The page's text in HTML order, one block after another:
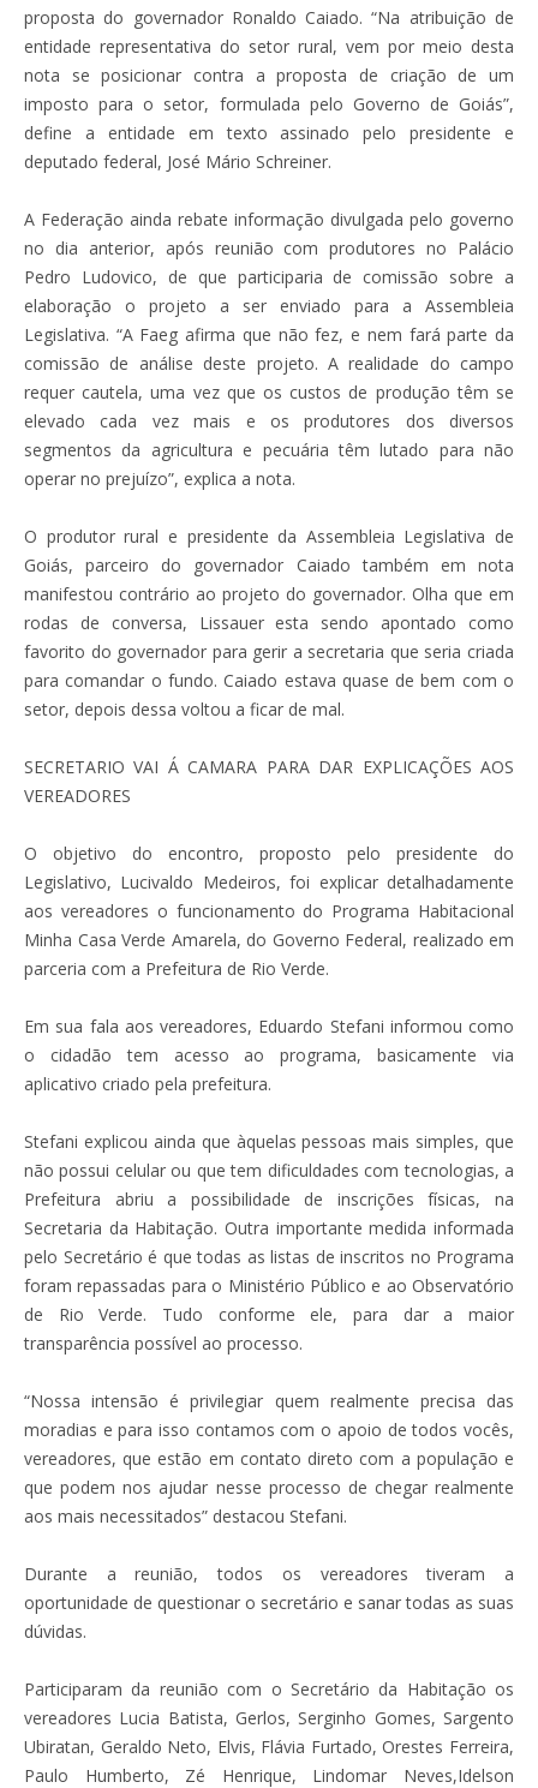
proposta do governador Ronaldo Caiado. “Na atribuição de
entidade representativa do setor rural, vem por meio desta
nota se posicionar contra a proposta de criação de um
imposto para o setor, formulada pelo Governo de Goiás”,
define a entidade em texto assinado pelo presidente e
deputado federal, José Mário Schreiner.
A Federação ainda rebate informação divulgada pelo governo
no dia anterior, após reunião com produtores no Palácio
Pedro Ludovico, de que participaria de comissão sobre a
elaboração o projeto a ser enviado para a Assembleia
Legislativa. “A Faeg afirma que não fez, e nem fará parte da
comissão de análise deste projeto. A realidade do campo
requer cautela, uma vez que os custos de produção têm se
elevado cada vez mais e os produtores dos diversos
segmentos da agricultura e pecuária têm lutado para não
operar no prejuízo”, explica a nota.
O produtor rural e presidente da Assembleia Legislativa de
Goiás, parceiro do governador Caiado também em nota
manifestou contrário ao projeto do governador. Olha que em
rodas de conversa, Lissauer esta sendo apontado como
favorito do governador para gerir a secretaria que seria criada
para comandar o fundo. Caiado estava quase de bem com o
setor, depois dessa voltou a ficar de mal.
SECRETARIO VAI Á CAMARA PARA DAR EXPLICAÇÕES AOS
VEREADORES
O objetivo do encontro, proposto pelo presidente do
Legislativo, Lucivaldo Medeiros, foi explicar detalhadamente
aos vereadores o funcionamento do Programa Habitacional
Minha Casa Verde Amarela, do Governo Federal, realizado em
parceria com a Prefeitura de Rio Verde.
Em sua fala aos vereadores, Eduardo Stefani informou como
o cidadão tem acesso ao programa, basicamente via
aplicativo criado pela prefeitura.
Stefani explicou ainda que àquelas pessoas mais simples, que
não possui celular ou que tem dificuldades com tecnologias, a
Prefeitura abriu a possibilidade de inscrições físicas, na
Secretaria da Habitação. Outra importante medida informada
pelo Secretário é que todas as listas de inscritos no Programa
foram repassadas para o Ministério Público e ao Observatório
de Rio Verde. Tudo conforme ele, para dar a maior
transparência possível ao processo.
“Nossa intensão é privilegiar quem realmente precisa das
moradias e para isso contamos com o apoio de todos vocês,
vereadores, que estão em contato direto com a população e
que podem nos ajudar nesse processo de chegar realmente
aos mais necessitados” destacou Stefani.
Durante a reunião, todos os vereadores tiveram a
oportunidade de questionar o secretário e sanar todas as suas
dúvidas.
Participaram da reunião com o Secretário da Habitação os
vereadores Lucia Batista, Gerlos, Serginho Gomes, Sargento
Ubiratan, Geraldo Neto, Elvis, Flávia Furtado, Orestes Ferreira,
Paulo Humberto, Zé Henrique, Lindomar Neves,Idelson